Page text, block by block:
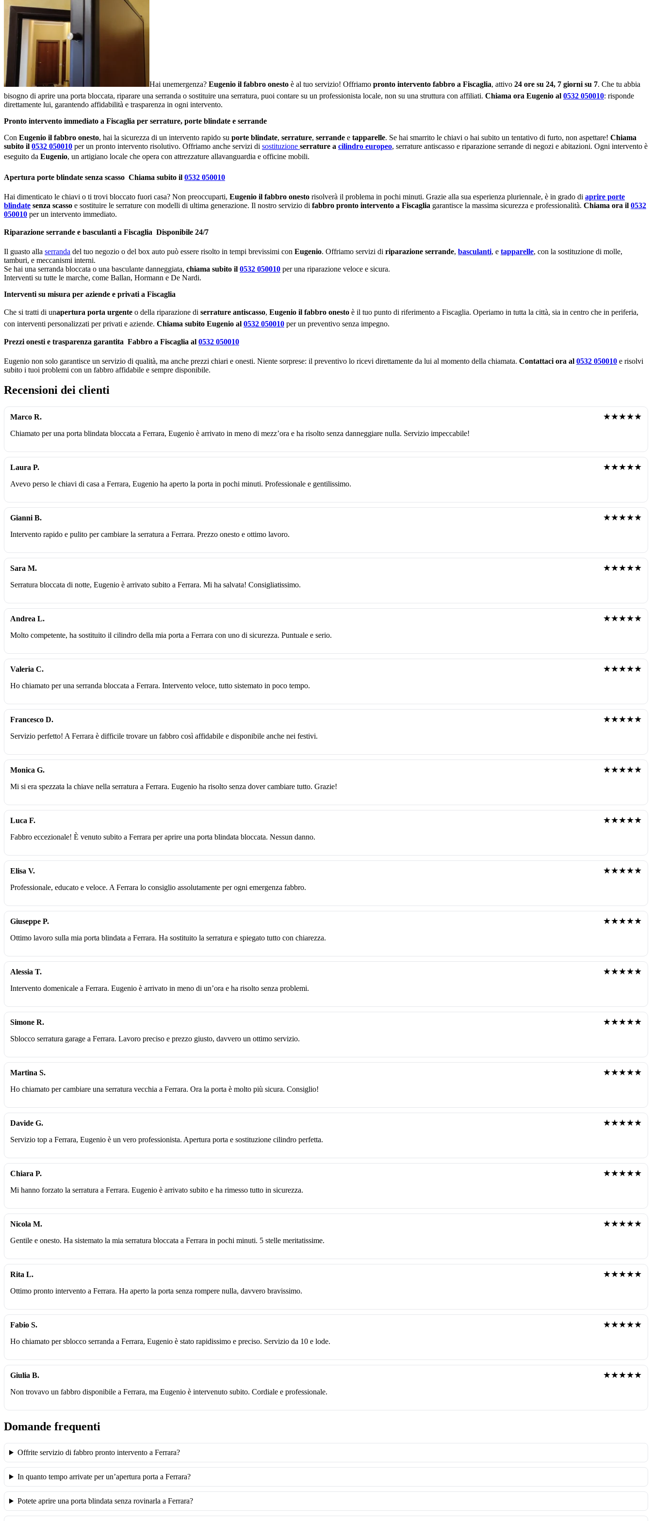
Hai unemergenza? Eugenio il fabbro onesto è al tuo servizio! Offriamo pronto intervento fabbro a Fiscaglia, attivo 24 ore su 24, 7 giorni su 7. Che tu abbia
bisogno di aprire una porta bloccata, riparare una serranda o sostituire una serratura, puoi contare su un professionista locale, non su una struttura con affiliati. Chiama ora Eugenio al 0532 050010: risponde
direttamente lui, garantendo affidabilità e trasparenza in ogni intervento.
Pronto intervento immediato a Fiscaglia per serrature, porte blindate e serrande
Con Eugenio il fabbro onesto, hai la sicurezza di un intervento rapido su porte blindate, serrature, serrande e tapparelle. Se hai smarrito le chiavi o hai subito un tentativo di furto, non aspettare! Chiama
subito il 0532 050010 per un pronto intervento risolutivo. Offriamo anche servizi di sostituzione serrature a cilindro europeo, serrature antiscasso e riparazione serrande di negozi e abitazioni. Ogni intervento è
eseguito da Eugenio, un artigiano locale che opera con attrezzature allavanguardia e officine mobili.
Apertura porte blindate senza scasso  Chiama subito il 0532 050010
Hai dimenticato le chiavi o ti trovi bloccato fuori casa? Non preoccuparti, Eugenio il fabbro onesto risolverà il problema in pochi minuti. Grazie alla sua esperienza pluriennale, è in grado di aprire porte
blindate senza scasso e sostituire le serrature con modelli di ultima generazione. Il nostro servizio di fabbro pronto intervento a Fiscaglia garantisce la massima sicurezza e professionalità. Chiama ora il 0532
050010 per un intervento immediato.
Riparazione serrande e basculanti a Fiscaglia  Disponibile 24/7
Il guasto alla serranda del tuo negozio o del box auto può essere risolto in tempi brevissimi con Eugenio. Offriamo servizi di riparazione serrande, basculanti, e tapparelle, con la sostituzione di molle,
tamburi, e meccanismi interni.
Se hai una serranda bloccata o una basculante danneggiata, chiama subito il 0532 050010 per una riparazione veloce e sicura.
Interventi su tutte le marche, come Ballan, Hormann e De Nardi.
Interventi su misura per aziende e privati a Fiscaglia
Che si tratti di unapertura porta urgente o della riparazione di serrature antiscasso, Eugenio il fabbro onesto è il tuo punto di riferimento a Fiscaglia. Operiamo in tutta la città, sia in centro che in periferia,
con interventi personalizzati per privati e aziende. Chiama subito Eugenio al 0532 050010 per un preventivo senza impegno.
Prezzi onesti e trasparenza garantita  Fabbro a Fiscaglia al 0532 050010
Eugenio non solo garantisce un servizio di qualità, ma anche prezzi chiari e onesti. Niente sorprese: il preventivo lo ricevi direttamente da lui al momento della chiamata. Contattaci ora al 0532 050010 e risolvi
subito i tuoi problemi con un fabbro affidabile e sempre disponibile.
Recensioni dei clienti
Marco R. ★★★★★
Chiamato per una porta blindata bloccata a Ferrara, Eugenio è arrivato in meno di mezz’ora e ha risolto senza danneggiare nulla. Servizio impeccabile!
Laura P. ★★★★★
Avevo perso le chiavi di casa a Ferrara, Eugenio ha aperto la porta in pochi minuti. Professionale e gentilissimo.
Gianni B. ★★★★★
Intervento rapido e pulito per cambiare la serratura a Ferrara. Prezzo onesto e ottimo lavoro.
Sara M. ★★★★★
Serratura bloccata di notte, Eugenio è arrivato subito a Ferrara. Mi ha salvata! Consigliatissimo.
Andrea L. ★★★★★
Molto competente, ha sostituito il cilindro della mia porta a Ferrara con uno di sicurezza. Puntuale e serio.
Valeria C. ★★★★★
Ho chiamato per una serranda bloccata a Ferrara. Intervento veloce, tutto sistemato in poco tempo.
Francesco D. ★★★★★
Servizio perfetto! A Ferrara è difficile trovare un fabbro così affidabile e disponibile anche nei festivi.
Monica G. ★★★★★
Mi si era spezzata la chiave nella serratura a Ferrara. Eugenio ha risolto senza dover cambiare tutto. Grazie!
Luca F. ★★★★★
Fabbro eccezionale! È venuto subito a Ferrara per aprire una porta blindata bloccata. Nessun danno.
Elisa V. ★★★★★
Professionale, educato e veloce. A Ferrara lo consiglio assolutamente per ogni emergenza fabbro.
Giuseppe P. ★★★★★
Ottimo lavoro sulla mia porta blindata a Ferrara. Ha sostituito la serratura e spiegato tutto con chiarezza.
Alessia T. ★★★★★
Intervento domenicale a Ferrara. Eugenio è arrivato in meno di un’ora e ha risolto senza problemi.
Simone R. ★★★★★
Sblocco serratura garage a Ferrara. Lavoro preciso e prezzo giusto, davvero un ottimo servizio.
Martina S. ★★★★★
Ho chiamato per cambiare una serratura vecchia a Ferrara. Ora la porta è molto più sicura. Consiglio!
Davide G. ★★★★★
Servizio top a Ferrara, Eugenio è un vero professionista. Apertura porta e sostituzione cilindro perfetta.
Chiara P. ★★★★★
Mi hanno forzato la serratura a Ferrara. Eugenio è arrivato subito e ha rimesso tutto in sicurezza.
Nicola M. ★★★★★
Gentile e onesto. Ha sistemato la mia serratura bloccata a Ferrara in pochi minuti. 5 stelle meritatissime.
Rita L. ★★★★★
Ottimo pronto intervento a Ferrara. Ha aperto la porta senza rompere nulla, davvero bravissimo.
Fabio S. ★★★★★
Ho chiamato per sblocco serranda a Ferrara, Eugenio è stato rapidissimo e preciso. Servizio da 10 e lode.
Giulia B. ★★★★★
Non trovavo un fabbro disponibile a Ferrara, ma Eugenio è intervenuto subito. Cordiale e professionale.
Domande frequenti
Offrite servizio di fabbro pronto intervento a Ferrara?
In quanto tempo arrivate per un’apertura porta a Ferrara?
Potete aprire una porta blindata senza rovinarla a Ferrara?